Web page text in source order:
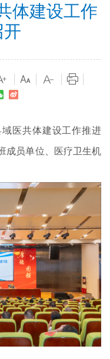
体建设工作
医共体建设工作推进
成员单位、医疗卫生机